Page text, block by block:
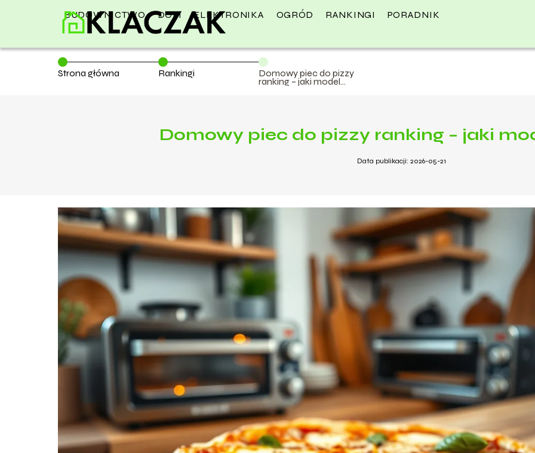
BUDOWNICTWO DOM ELEKTRONIKA OGRÓD RANKINGI PORADNIK
Strona główna Rankingi Domowy piec do pizzy
ranking – jaki model
wybrać?
Domowy piec do pizzy ranking – jaki
Data publikacji: 2026-05-21